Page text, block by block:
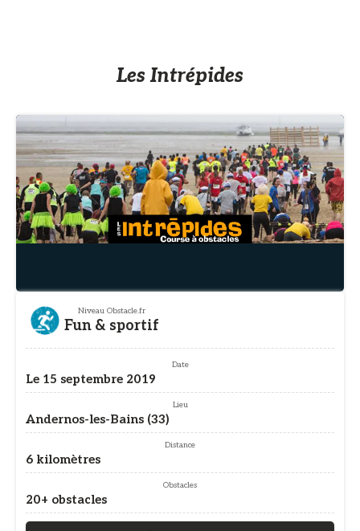
Les Intrépides
Niveau Obstacle.fr
Fun & sportif
Date
Le 15 septembre 2019
Lieu
Andernos-les-Bains (33)
Distance
6 kilomètres
Obstacles
20+ obstacles